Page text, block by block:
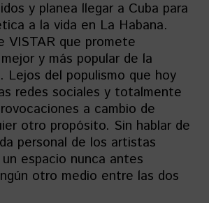
y planea llegar a Cuba para
a la vida en La Habana.
VISTAR que promete
y más popular de la
Lejos del populismo que hoy
redes sociales y totalmente
a cambio de
otro propósito. Sin hablar de
personal de los artistas
espacio nunca antes
otro medio entre las dos